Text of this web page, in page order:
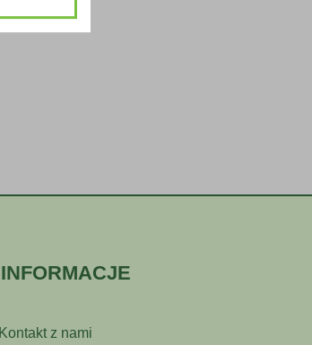
INFORMACJE
Kontakt z nami